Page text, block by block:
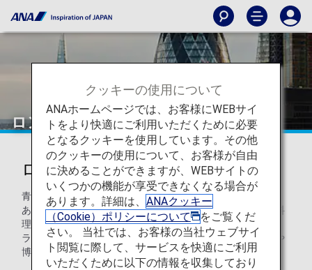
ロンドン
ロンドンを知ろう
青々とした緑、煌びやかに輝く高層ビルや象徴的な建築物、
あらゆるものが揃う国際都市ロンドンで、歴史と、上質な料
理と、文化に浸ってみませんか。何世紀もの歴史を持つバ
ラ・マーケットで舌鼓を打ったり、世界有数のギャラリーや
博物館を１日かけて見て回るのも良いでしょう。
クッキーの使用について
ANAホームページでは、お客様にWEBサイ
トをより快適にご利用いただくために必要
となるクッキーを使用しています。その他
のクッキーの使用について、お客様が自由
に決めることができますが、WEBサイトの
いくつかの機能が享受できなくなる場合が
あります。詳細は、 ANAクッキー
（Cookie）ポリシーについて
をご覧くだ
さい。 当社では、お客様の当社ウェブサイ
ト閲覧に際して、サービスを快適にご利用
いただくために以下の情報を収集しており